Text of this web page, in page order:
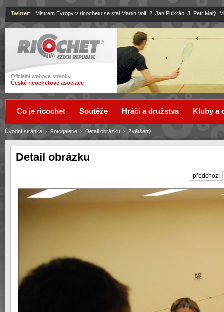
Ricochet
Oficiální webové stránky
České ricochetové asociace
Twitter: Mistrem Evropy v ricochetu se stal Martin Volf. 2. Jan Pulkráb, 3. Petr Malý.
Detail obrázku
předchozí
Úvodní stránka › Fotogalerie › Detail obrázku › Zvětšený
Co je ricochet Soutěže Hráči a družstva Kluby a